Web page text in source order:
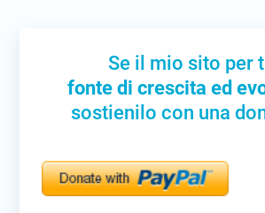
Se il mio sito per
fonte di crescita ed
sostienilo con una